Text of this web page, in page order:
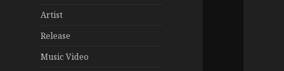
Artist
Release
Music Video